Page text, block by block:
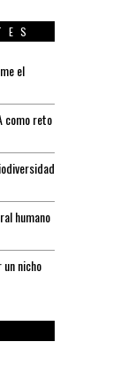
el
como reto
humano
nicho